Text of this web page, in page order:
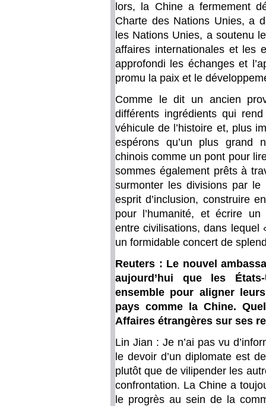
lors, la Chine a fermement
Charte des Nations Unies, a
les Nations Unies, a soutenu
affaires internationales et les
approfondi les échanges et
promu la paix et le
Comme le dit un ancien
différents ingrédients qui
véhicule de l’histoire et, plus
espérons qu’un plus grand
chinois comme un pont pour
sommes également prêts à
surmonter les divisions par
esprit d’inclusion, construire
pour l’humanité, et écrire un
entre civilisations, dans lequel
un formidable concert de
Reuters : Le nouvel
aujourd’hui que les
ensemble pour aligner
pays comme la Chine.
Affaires étrangères sur ses
Lin Jian : Je n’ai pas vu
le devoir d’un diplomate est
plutôt que de vilipender les
confrontation. La Chine a
le progrès au sein de la